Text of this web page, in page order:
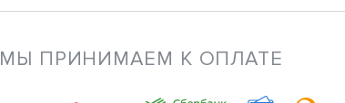
МЫ ПРИНИМАЕМ К ОПЛАТЕ